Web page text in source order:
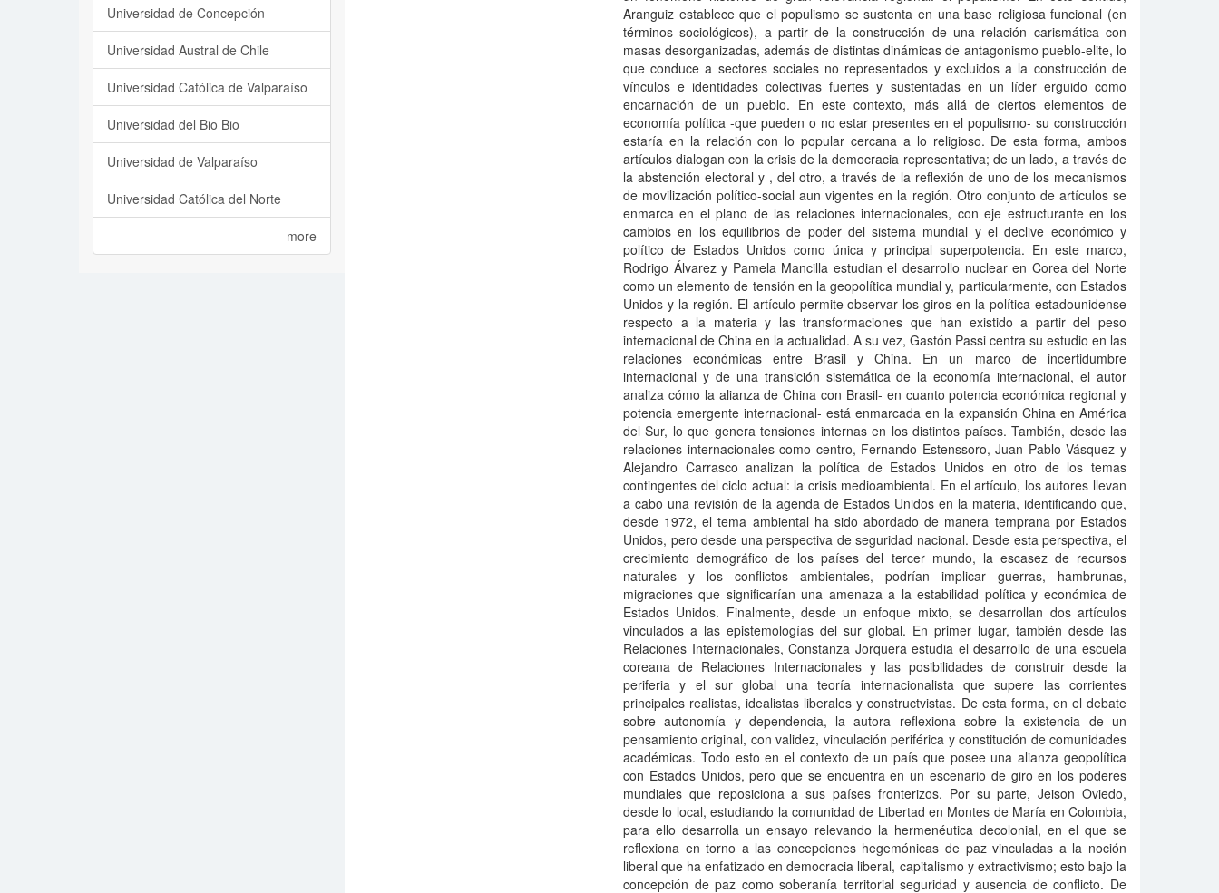
Aranguiz establece que el populismo se sustenta en una base religiosa funcional (en
términos sociológicos), a partir de la construcción de una relación carismática con
masas desorganizadas, además de distintas dinámicas de antagonismo pueblo-elite, lo
que conduce a sectores sociales no representados y excluidos a la construcción de
vínculos e identidades colectivas fuertes y sustentadas en un líder erguido como
encarnación de un pueblo. En este contexto, más allá de ciertos elementos de
economía política -que pueden o no estar presentes en el populismo- su construcción
estaría en la relación con lo popular cercana a lo religioso. De esta forma, ambos
artículos dialogan con la crisis de la democracia representativa; de un lado, a través de
la abstención electoral y , del otro, a través de la reflexión de uno de los mecanismos
de movilización político-social aun vigentes en la región. Otro conjunto de artículos se
enmarca en el plano de las relaciones internacionales, con eje estructurante en los
cambios en los equilibrios de poder del sistema mundial y el declive económico y
político de Estados Unidos como única y principal superpotencia. En este marco,
Rodrigo Álvarez y Pamela Mancilla estudian el desarrollo nuclear en Corea del Norte
como un elemento de tensión en la geopolítica mundial y, particularmente, con Estados
Unidos y la región. El artículo permite observar los giros en la política estadounidense
respecto a la materia y las transformaciones que han existido a partir del peso
internacional de China en la actualidad. A su vez, Gastón Passi centra su estudio en las
relaciones económicas entre Brasil y China. En un marco de incertidumbre
internacional y de una transición sistemática de la economía internacional, el autor
analiza cómo la alianza de China con Brasil- en cuanto potencia económica regional y
potencia emergente internacional- está enmarcada en la expansión China en América
del Sur, lo que genera tensiones internas en los distintos países. También, desde las
relaciones internacionales como centro, Fernando Estenssoro, Juan Pablo Vásquez y
Alejandro Carrasco analizan la política de Estados Unidos en otro de los temas
contingentes del ciclo actual: la crisis medioambiental. En el artículo, los autores llevan
a cabo una revisión de la agenda de Estados Unidos en la materia, identificando que,
desde 1972, el tema ambiental ha sido abordado de manera temprana por Estados
Unidos, pero desde una perspectiva de seguridad nacional. Desde esta perspectiva, el
crecimiento demográfico de los países del tercer mundo, la escasez de recursos
naturales y los conflictos ambientales, podrían implicar guerras, hambrunas,
migraciones que significarían una amenaza a la estabilidad política y económica de
Estados Unidos. Finalmente, desde un enfoque mixto, se desarrollan dos artículos
vinculados a las epistemologías del sur global. En primer lugar, también desde las
Relaciones Internacionales, Constanza Jorquera estudia el desarrollo de una escuela
coreana de Relaciones Internacionales y las posibilidades de construir desde la
periferia y el sur global una teoría internacionalista que supere las corrientes
principales realistas, idealistas liberales y constructvistas. De esta forma, en el debate
sobre autonomía y dependencia, la autora reflexiona sobre la existencia de un
pensamiento original, con validez, vinculación periférica y constitución de comunidades
académicas. Todo esto en el contexto de un país que posee una alianza geopolítica
con Estados Unidos, pero que se encuentra en un escenario de giro en los poderes
mundiales que reposiciona a sus países fronterizos. Por su parte, Jeison Oviedo,
desde lo local, estudiando la comunidad de Libertad en Montes de María en Colombia,
para ello desarrolla un ensayo relevando la hermenéutica decolonial, en el que se
reflexiona en torno a las concepciones hegemónicas de paz vinculadas a la noción
liberal que ha enfatizado en democracia liberal, capitalismo y extractivismo; esto bajo la
concepción de paz como soberanía territorial seguridad y ausencia de conflicto. De
Universidad de Concepción
Universidad Austral de Chile
Universidad Católica de Valparaíso
Universidad del Bio Bio
Universidad de Valparaíso
Universidad Católica del Norte
more